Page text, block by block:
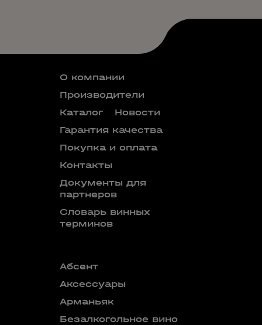
О компании
Производители
Каталог
Новости
Гарантия качества
Покупка и оплата
Контакты
Документы для
партнеров
Словарь винных
терминов
Абсент
Аксессуары
Арманьяк
Безалкогольное вино